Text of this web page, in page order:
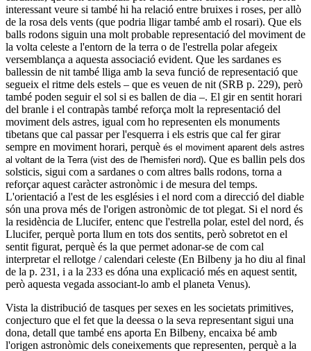
interessant veure si també hi ha relació entre bruixes i roses, per allò
de la rosa dels vents (que podria lligar també amb el rosari). Que els
balls rodons siguin una molt probable representació del moviment de
la volta celeste a l'entorn de la terra o de l'estrella polar afegeix
versemblança a aquesta associació evident. Que les sardanes es
ballessin de nit també lliga amb la seva funció de representació que
segueix el ritme dels estels – que es veuen de nit (SRB p. 229), però
també poden seguir el sol si es ballen de dia –. El gir en sentit horari
del branle i el contrapàs també reforça molt la representació del
moviment dels astres, igual com ho representen els monuments
tibetans que cal passar per l'esquerra i els estris que cal fer girar
sempre en moviment horari, perquè és el moviment aparent dels astres
al voltant de la Terra (vist des de l'hemisferi nord). Que es ballin pels dos
solsticis, sigui com a sardanes o com altres balls rodons, torna a
reforçar aquest caràcter astronòmic i de mesura del temps.
L'orientació a l'est de les esglésies i el nord com a direcció del diable
són una prova més de l'origen astronòmic de tot plegat. Si el nord és
la residència de Llucifer, entenc que l'estrella polar, estel del nord, és
Llucifer, perquè porta llum en tots dos sentits, però sobretot en el
sentit figurat, perquè és la que permet adonar-se de com cal
interpretar el rellotge / calendari celeste (En Bilbeny ja ho diu al final
de la p. 231, i a la 233 es dóna una explicació més en aquest sentit,
però aquesta vegada associant-lo amb el planeta Venus).
Vista la distribució de tasques per sexes en les societats primitives,
conjecturo que el fet que la deessa o la seva representant sigui una
dona, detall que també ens aporta En Bilbeny, encaixa bé amb
l'origen astronòmic dels coneixements que representen, perquè a la